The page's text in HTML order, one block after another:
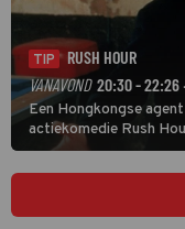
TIP
RUSH HOUR
VANAVOND 20:30 - 22:26
Een Hongkongse
actiekomedie Rush
van een leien dakje.